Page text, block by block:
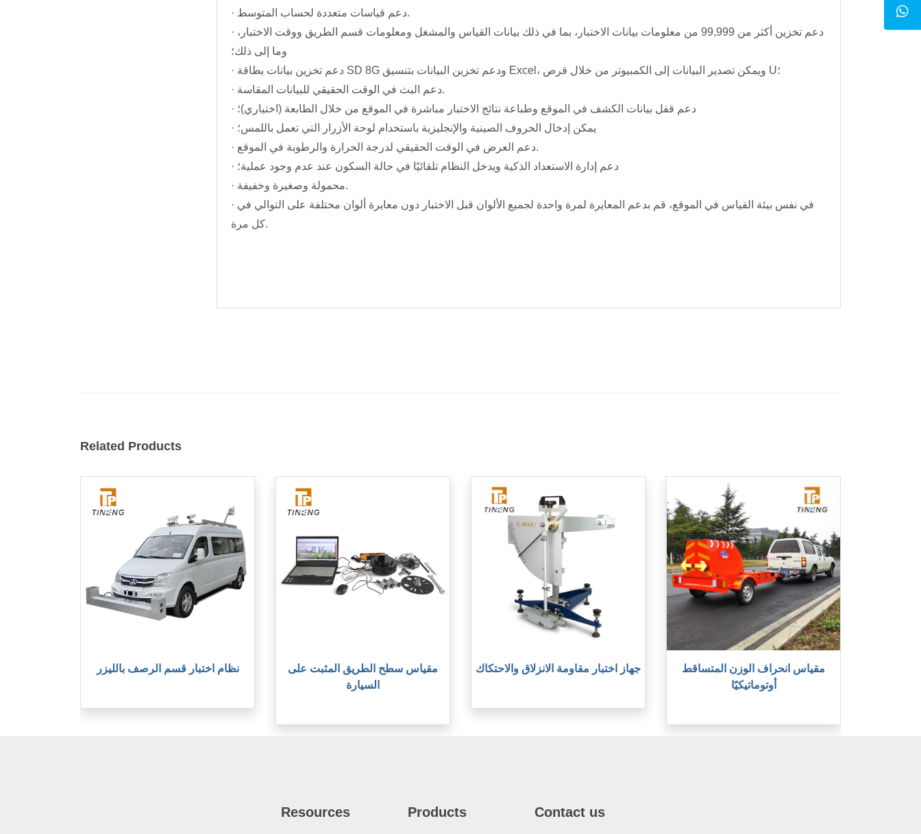
· دعم قياسات متعددة لحساب المتوسط.
· دعم تخزين أكثر من 99,999 من معلومات بيانات الاختبار، بما في ذلك بيانات القياس والمشغل ومعلومات قسم الطريق ووقت الاختبار،
وما إلى ذلك؛
· دعم تخزين بيانات بطاقة SD 8G ودعم تخزين البيانات بتنسيق Excel، ويمكن تصدير البيانات إلى الكمبيوتر من خلال قرص U؛
· دعم البث في الوقت الحقيقي للبيانات المقاسة.
· دعم قفل بيانات الكشف في الموقع وطباعة نتائج الاختبار مباشرة في الموقع من خلال الطابعة (اختياري)؛
· يمكن إدخال الحروف الصينية والإنجليزية باستخدام لوحة الأزرار التي تعمل باللمس؛
· دعم العرض في الوقت الحقيقي لدرجة الحرارة والرطوبة في الموقع.
· دعم إدارة الاستعداد الذكية ويدخل النظام تلقائيًا في حالة السكون عند عدم وجود عملية؛
· محمولة وصغيرة وخفيفة.
· في نفس بيئة القياس في الموقع، قم بدعم المعايرة لمرة واحدة لجميع الألوان قبل الاختبار دون معايرة ألوان مختلفة على التوالي في
كل مرة.
Related Products
نظام اختبار قسم الرصف بالليزر
مقياس سطح الطريق المثبت على
السيارة
جهاز اختبار مقاومة الانزلاق والاحتكاك
مقياس انحراف الوزن المتساقط
أوتوماتيكيًا
Resources Products Contact us